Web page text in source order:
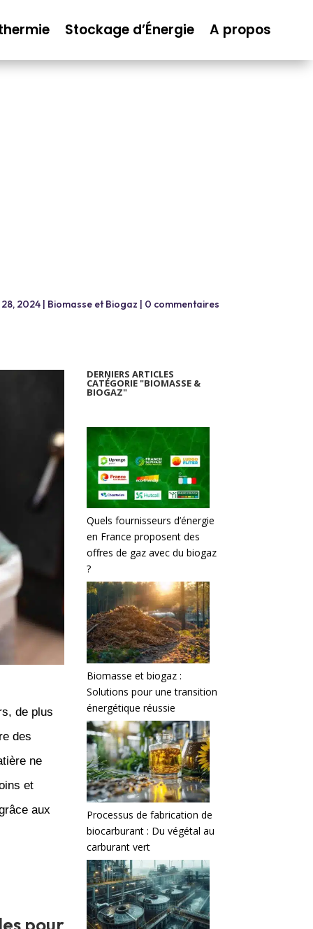
Stockage d’Énergie A propos
2024| Biomasse et Biogaz | 0 commentaires
de plus
des
ne
et
aux
pour
DERNIERS ARTICLES
CATÉGORIE "BIOMASSE &
BIOGAZ"
Quels fournisseurs d’énergie
en France proposent des
offres de gaz avec du biogaz
?
Biomasse et biogaz :
Solutions pour une transition
énergétique réussie
Processus de fabrication de
biocarburant : Du végétal au
carburant vert